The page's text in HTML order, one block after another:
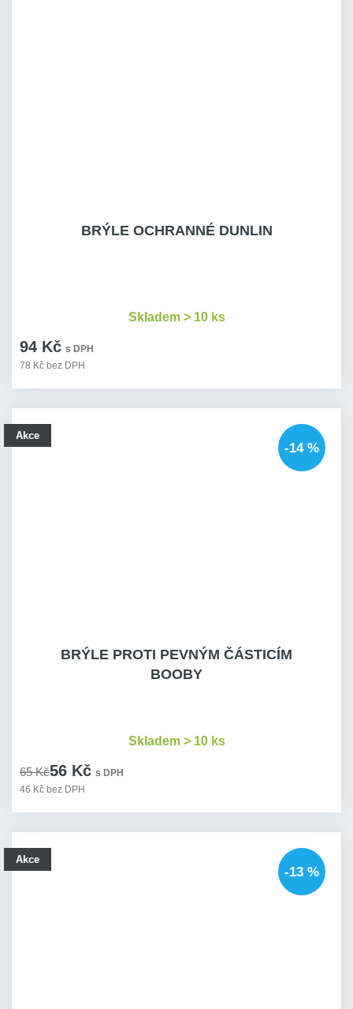
BRÝLE OCHRANNÉ DUNLIN
94 Kč s DPH
78 Kč bez DPH
Skladem > 10 ks
Akce
-14 %
BRÝLE PROTI PEVNÝM ČÁSTICÍM
BOOBY
65 Kč56 Kč s DPH
46 Kč bez DPH
Skladem > 10 ks
Akce
-13 %